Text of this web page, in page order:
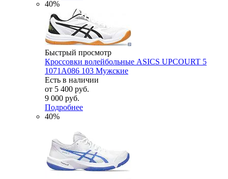
40%
Быстрый просмотр
Кроссовки волейбольные ASICS UPCOURT 5
1071A086 103 Мужские
Есть в наличии
от 5 400 руб.
9 000 руб.
Подробнее
40%